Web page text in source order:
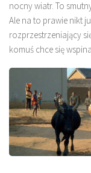
nocny wiatr. To
Ale na to prawie nikt
rozprzestrzeniający
komuś chce się